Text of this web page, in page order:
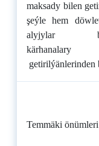
maksady bilen
şeýle hem
alyjylar
kärhanalary
getirilýänlerinden
Temmäki önümleri